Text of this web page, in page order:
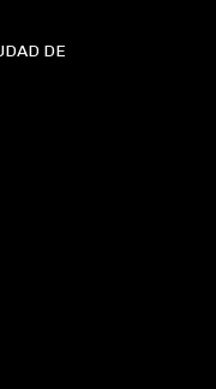
DE